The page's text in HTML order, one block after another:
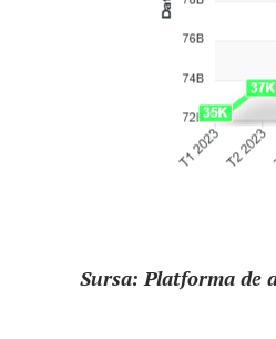
Sursa: Platforma de